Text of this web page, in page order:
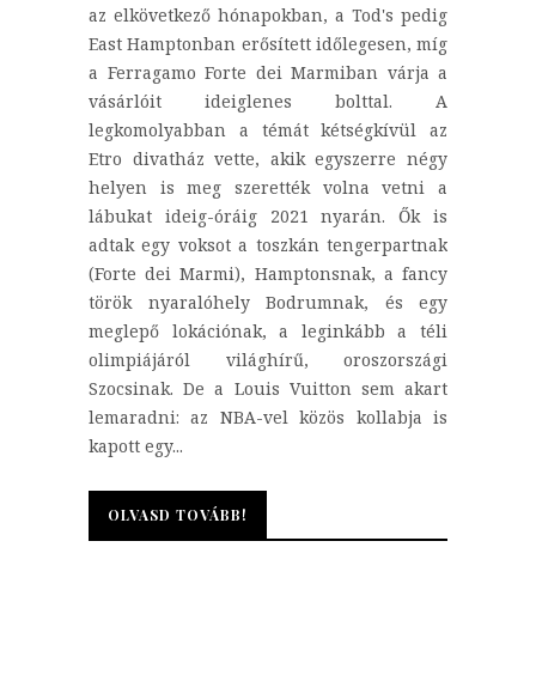
az elkövetkező hónapokban, a Tod's pedig
East Hamptonban erősített időlegesen, míg
a Ferragamo Forte dei Marmiban várja a
vásárlóit ideiglenes bolttal. A
legkomolyabban a témát kétségkívül az
Etro divatház vette, akik egyszerre négy
helyen is meg szerették volna vetni a
lábukat ideig-óráig 2021 nyarán. Ők is
adtak egy voksot a toszkán tengerpartnak
(Forte dei Marmi), Hamptonsnak, a fancy
török nyaralóhely Bodrumnak, és egy
meglepő lokációnak, a leginkább a téli
olimpiájáról világhírű, oroszországi
Szocsinak. De a Louis Vuitton sem akart
lemaradni: az NBA-vel közös kollabja is
kapott egy...
OLVASD TOVÁBB!
OLVASD TOVÁBB!